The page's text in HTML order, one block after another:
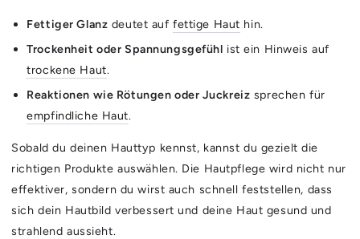
Fettiger Glanz deutet auffettige Haut hin.
Trockenheit oder Spannungsgefühl ist ein Hinweis auf
trockene Haut.
Reaktionen wie Rötungen oder Juckreiz sprechen für
empfindliche Haut.
Sobald du deinen Hauttyp kennst, kannst du gezielt die
richtigen Produkte auswählen. Die Hautpflege wird nicht nur
effektiver, sondern du wirst auch schnell feststellen, dass
sich dein Hautbild verbessert und deine Haut gesund und
strahlend aussieht.